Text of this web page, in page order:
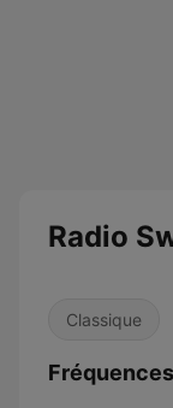
Radio
Classique